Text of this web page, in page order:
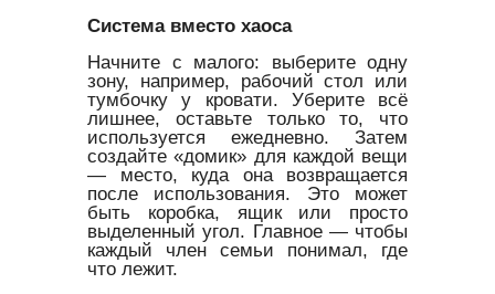
Система вместо хаоса
Начните с малого: выберите одну
зону, например, рабочий стол или
тумбочку у кровати. Уберите всё
лишнее, оставьте только то, что
используется ежедневно. Затем
создайте «домик» для каждой вещи
— место, куда она возвращается
после использования. Это может
быть коробка, ящик или просто
выделенный угол. Главное — чтобы
каждый член семьи понимал, где
что лежит.